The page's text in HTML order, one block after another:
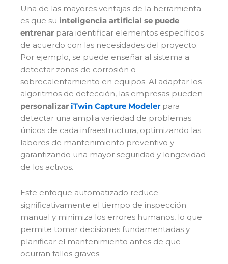
Una de las mayores ventajas de la herramienta
es que su inteligencia artificial se puede
entrenar para identificar elementos específicos
de acuerdo con las necesidades del proyecto.
Por ejemplo, se puede enseñar al sistema a
detectar zonas de corrosión o
sobrecalentamiento en equipos. Al adaptar los
algoritmos de detección, las empresas pueden
personalizar iTwin Capture Modelerpara
detectar una amplia variedad de problemas
únicos de cada infraestructura, optimizando las
labores de mantenimiento preventivo y
garantizando una mayor seguridad y longevidad
de los activos.
Este enfoque automatizado reduce
significativamente el tiempo de inspección
manual y minimiza los errores humanos, lo que
permite tomar decisiones fundamentadas y
planificar el mantenimiento antes de que
ocurran fallos graves.